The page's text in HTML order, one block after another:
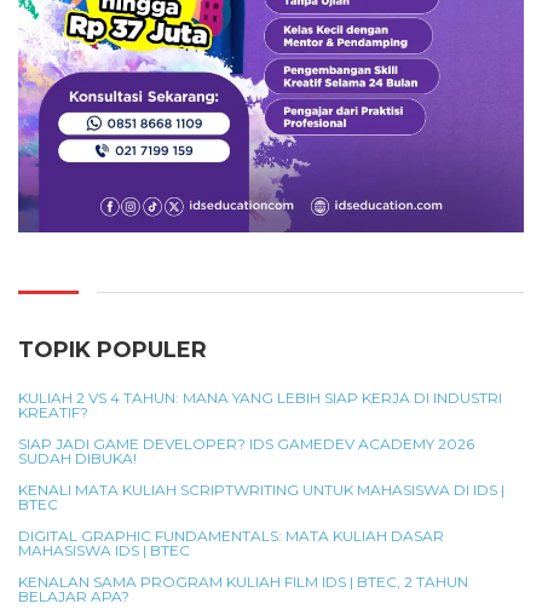
TOPIK POPULER
KULIAH 2 VS 4 TAHUN: MANA YANG LEBIH SIAP KERJA DI INDUSTRI
KREATIF?
SIAP JADI GAME DEVELOPER? IDS GAMEDEV ACADEMY 2026
SUDAH DIBUKA!
KENALI MATA KULIAH SCRIPTWRITING UNTUK MAHASISWA DI IDS |
BTEC
DIGITAL GRAPHIC FUNDAMENTALS: MATA KULIAH DASAR
MAHASISWA IDS | BTEC
KENALAN SAMA PROGRAM KULIAH FILM IDS | BTEC, 2 TAHUN
BELAJAR APA?